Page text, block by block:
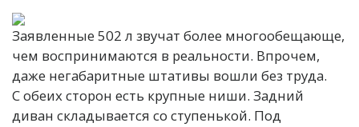
Заявленные 502 л звучат более многообещающе,
чем воспринимаются в реальности. Впрочем,
даже негабаритные штативы вошли без труда.
С обеих сторон есть крупные ниши. Задний
диван складывается со ступенькой. Под